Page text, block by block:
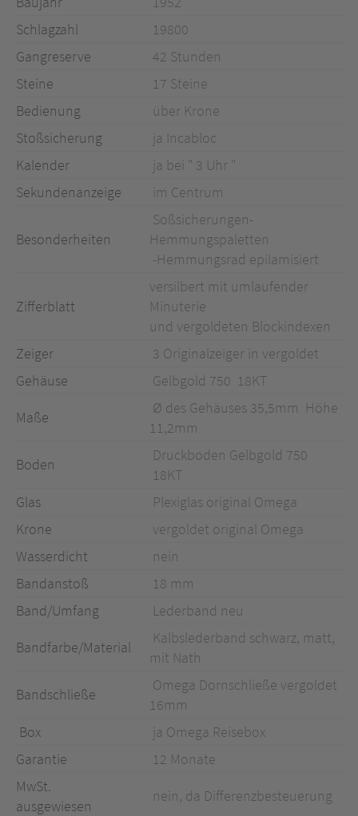
Schlagzahl
19800
Gangreserve
42 Stunden
Steine
17 Steine
Bedienung
über Krone
Stoßsicherung
ja Incabloc
Kalender
ja bei " 3 Uhr "
Sekundenanzeige
im Centrum
Besonderheiten
Soßsicherungen-
Hemmungspaletten
-Hemmungsrad epilamisiert
Zifferblatt
versilbert mit umlaufender
Minuterie
und vergoldeten Blockindexen
Zeiger
3 Originalzeiger in vergoldet
Gehäuse
Gelbgold 750 18KT
Maße
Ø des Gehäuses 35,5mm Höhe
11,2mm
Boden
Druckboden Gelbgold 750
18KT
Glas
Plexiglas original Omega
Krone
vergoldet original Omega
Wasserdicht
nein
Bandanstoß
18 mm
Band/Umfang
Lederband neu
Bandfarbe/Material
Kalbslederband schwarz, matt,
mit Nath
Bandschließe
Omega Dornschließe vergoldet
16mm
Box
ja Omega Reisebox
Garantie
12 Monate
MwSt.
ausgewiesen
nein, da Differenzbesteuerung